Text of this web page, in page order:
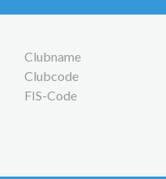
Clubname
Clubcode
FIS-Code